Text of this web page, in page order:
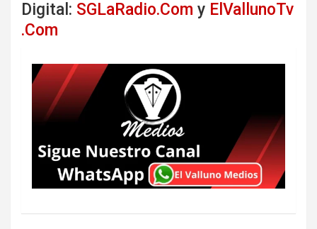
Digital: SGLaRadio.Com y ElVallunoTv
.Com